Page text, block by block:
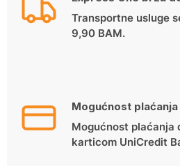
Transportne usluge
9,90 BAM.
Mogućnost
Mogućnost plaćanja
karticom UniCredit